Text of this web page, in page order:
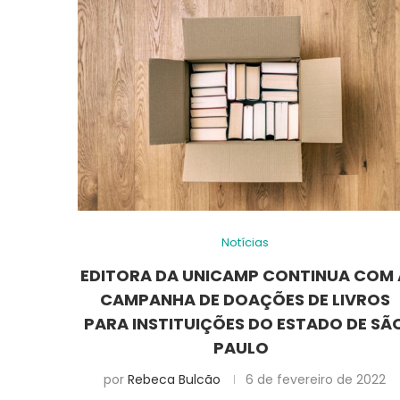
Notícias
EDITORA DA UNICAMP CONTINUA COM
CAMPANHA DE DOAÇÕES DE LIVROS
PARA INSTITUIÇÕES DO ESTADO DE
PAULO
porRebeca Bulcão 6 de fevereiro de 2022